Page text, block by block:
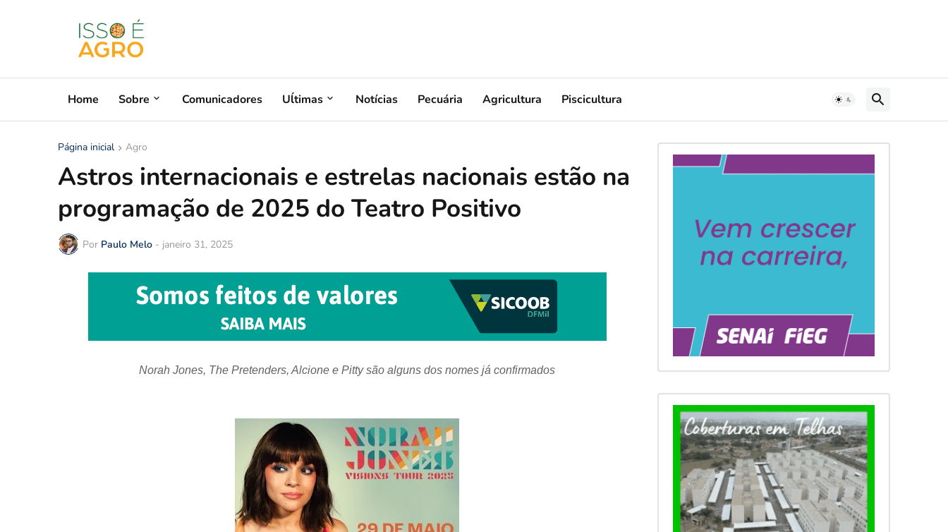
Home Sobre Comunicadores Uĺtimas Notícias Pecuária Agricultura Piscicultura
Página inicial Agro
Astros internacionais e estrelas nacionais estão na
programação de 2025 do Teatro Positivo
Por Paulo Melo - janeiro 31, 2025
Norah Jones, The Pretenders, Alcione e Pitty são alguns dos nomes já confirmados